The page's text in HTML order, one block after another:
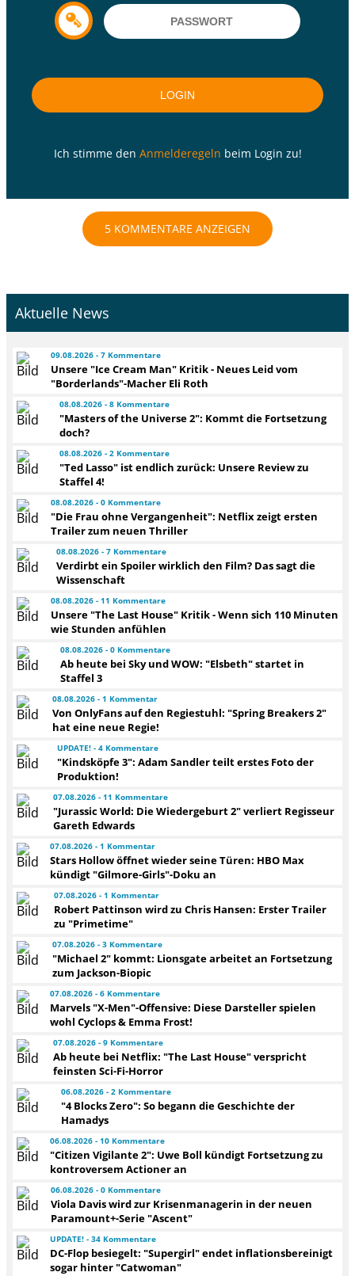
Ich stimme den Anmelderegeln beim Login zu!
5 KOMMENTARE ANZEIGEN
Aktuelle News
09.08.2026 - 7 Kommentare
Unsere "Ice Cream Man" Kritik - Neues Leid vom
"Borderlands"-Macher Eli Roth
08.08.2026 - 8 Kommentare
"Masters of the Universe 2": Kommt die Fortsetzung
doch?
08.08.2026 - 2 Kommentare
"Ted Lasso" ist endlich zurück: Unsere Review zu
Staffel 4!
08.08.2026 - 0 Kommentare
"Die Frau ohne Vergangenheit": Netflix zeigt ersten
Trailer zum neuen Thriller
08.08.2026 - 7 Kommentare
Verdirbt ein Spoiler wirklich den Film? Das sagt die
Wissenschaft
08.08.2026 - 11 Kommentare
Unsere "The Last House" Kritik - Wenn sich 110 Minuten
wie Stunden anfühlen
08.08.2026 - 0 Kommentare
Ab heute bei Sky und WOW: "Elsbeth" startet in
Staffel 3
08.08.2026 - 1 Kommentar
Von OnlyFans auf den Regiestuhl: "Spring Breakers 2"
hat eine neue Regie!
UPDATE! - 4 Kommentare
"Kindsköpfe 3": Adam Sandler teilt erstes Foto der
Produktion!
07.08.2026 - 11 Kommentare
"Jurassic World: Die Wiedergeburt 2" verliert Regisseur
Gareth Edwards
07.08.2026 - 1 Kommentar
Stars Hollow öffnet wieder seine Türen: HBO Max
kündigt "Gilmore-Girls"-Doku an
07.08.2026 - 1 Kommentar
Robert Pattinson wird zu Chris Hansen: Erster Trailer
zu "Primetime"
07.08.2026 - 3 Kommentare
"Michael 2" kommt: Lionsgate arbeitet an Fortsetzung
zum Jackson-Biopic
07.08.2026 - 6 Kommentare
Marvels "X-Men"-Offensive: Diese Darsteller spielen
wohl Cyclops & Emma Frost!
07.08.2026 - 9 Kommentare
Ab heute bei Netflix: "The Last House" verspricht
feinsten Sci-Fi-Horror
06.08.2026 - 2 Kommentare
"4 Blocks Zero": So begann die Geschichte der
Hamadys
06.08.2026 - 10 Kommentare
"Citizen Vigilante 2": Uwe Boll kündigt Fortsetzung zu
kontroversem Actioner an
06.08.2026 - 0 Kommentare
Viola Davis wird zur Krisenmanagerin in der neuen
Paramount+-Serie "Ascent"
UPDATE! - 34 Kommentare
DC-Flop besiegelt: "Supergirl" endet inflationsbereinigt
sogar hinter "Catwoman"